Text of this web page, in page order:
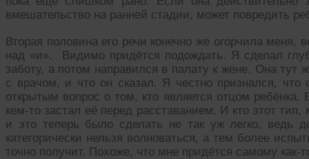
вмешательство на ранней стадии, может повредить
Вторая половина его речи конечно же огорчила меня,
над «и». Видимо придётся подождать. Я сделал
заботу, а потом направился в палату к жене. Она
с врачом, и что он сказал. Я честно признался, что
открытым вопрос о том, кто является отцом
кем-то застал её перед расставанием. И кто этот
и это теперь было сделать не так уж легко, ведь
категорически нельзя волноваться, а тем более
точно получит. Похоже, что мне придётся самому как-